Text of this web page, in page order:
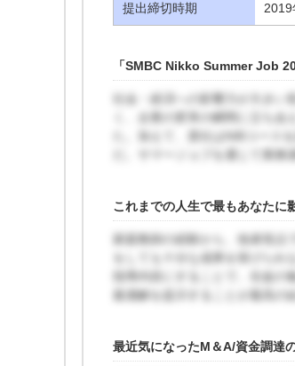
提出締切時期 2019
「SMBC Nikko Summer Job
社会・経済への影響力が大き
く、企業の変革の瞬間に立ち
た。加えて、貴社はNIBコース
だ。サマージョブを通じて業
これまでの人生で最もあなたに
家庭教師の経験から、他者視
をしても十分な成果を挙げら
指導内容にすることで、生徒
最適解を提示することが最高の
最近気になったM＆A/資金調達